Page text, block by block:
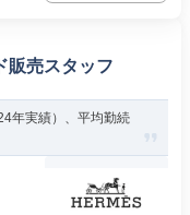
販売スタッフ
年実績）、平均勤続